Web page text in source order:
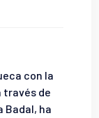
con la
través de
Badal, ha